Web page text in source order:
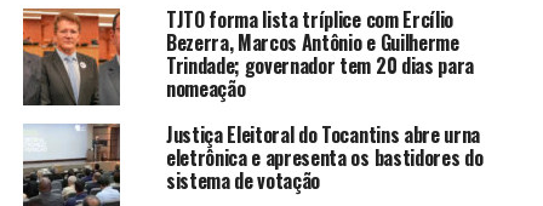
TJTO forma lista tríplice com Ercílio
Bezerra, Marcos Antônio e Guilherme
Trindade; governador tem 20 dias para
nomeação
Justiça Eleitoral do Tocantins abre urna
eletrônica e apresenta os bastidores do
sistema de votação